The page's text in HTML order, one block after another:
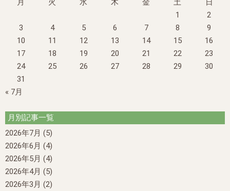
月
火 水 木 金 土
日
1
2
3
4 5 6 7 8
9
10
11 12 13 14 15
16
17
18 19 20 21 22
23
24
25 26 27 28 29
30
31
« 7月
月別記事一覧
2026年7月 (5)
2026年6月 (4)
2026年5月 (4)
2026年4月 (5)
2026年3月 (2)